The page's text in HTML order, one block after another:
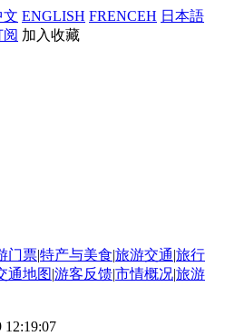
文 ENGLISH FRENCEH 日本語
阅 加入收藏
门票|特产与美食|旅游交通|旅行
通地图|游客反馈|市情概况|旅游
12:19:07